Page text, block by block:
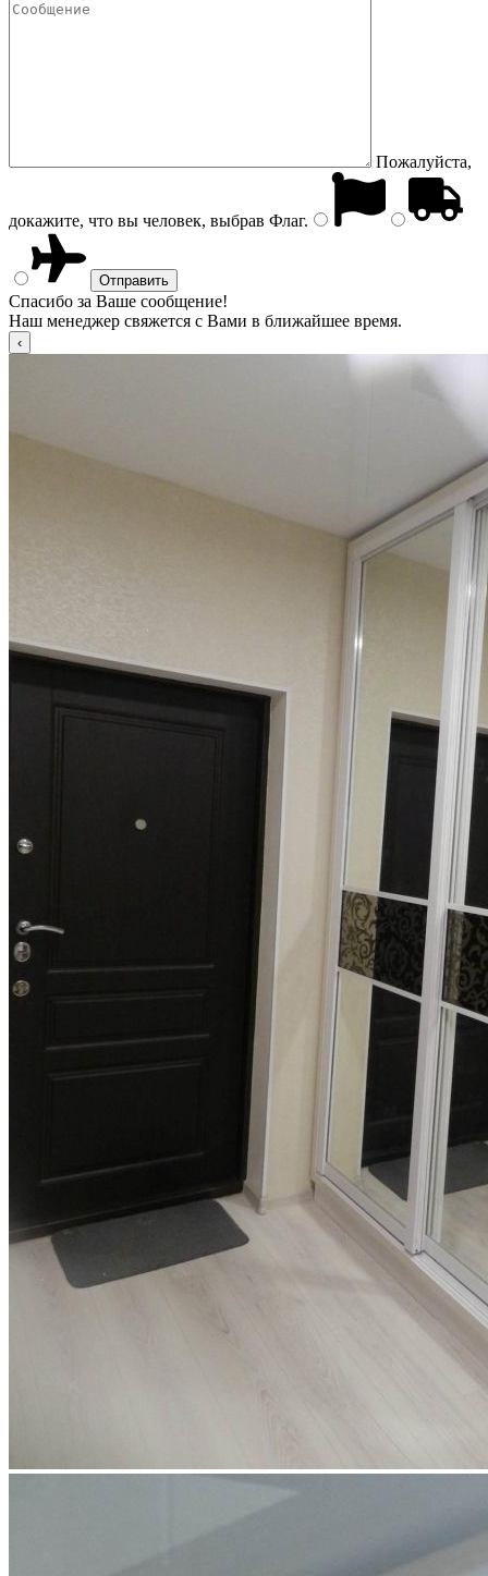
Пожалуйста,
докажите, что вы человек, выбрав Флаг.
Спасибо за Ваше сообщение!
Наш менеджер свяжется с Вами в ближайшее время.